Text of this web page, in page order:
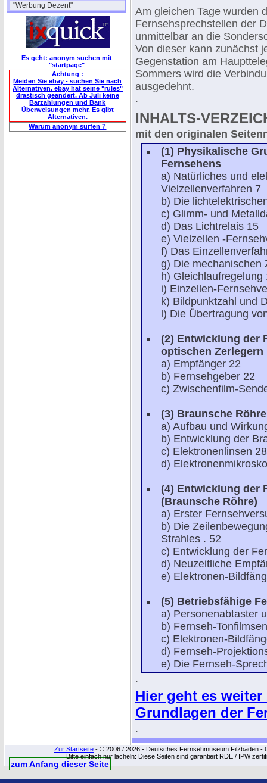
"Werbung Dezent"
Es geht: anonym suchen mit
"startpage"
Achtung :
Meiden Sie ebay - suchen Sie nach
Alternativen. ebay hat seine "rules"
drastisch geändert. Ab Juli keine
Barzahlungen und Bank
Überweisungen mehr. Es gibt
Alternativen.
Warum anonym surfen ?
Am gleichen Tage wurden
Fernsehsprechstellen der
unmittelbar an die
Von dieser kann zunächst
Gegenstation am
Sommers wird die
ausgedehnt.
.
INHALTS-
mit den originalen
(1) Physikalische
Fernsehens
a) Natürliches und
Vielzellenverfahren 7
b) Die
c) Glimm- und
d) Das Lichtrelais 15
e) Vielzellen -
f) Das
g) Die mechanischen
h) Gleichlaufregelung
i) Einzellen-
k) Bildpunktzahl und
l) Die Übertragung
(2) Entwicklung der
optischen Zerlegern
a) Empfänger 22
b) Fernsehgeber 22
c) Zwischenfilm-
(3) Braunsche
a) Aufbau und
b) Entwicklung der
c) Elektronenlinsen 28
d)
(4) Entwicklung der
(Braunsche Röhre)
a) Erster
b) Die
Strahles . 52
c) Entwicklung der
d) Neuzeitliche
e) Elektronen-
(5) Betriebsfähige
a) Personenabtaster
b) Fernseh-
c) Elektronen-
d) Fernseh-
e) Die Fernseh-
.
Hier geht es
Grundlagen der
.
Zur Startseite - © 2006 / 2026 - Deutsches Fernsehmuseum Filzbaden -
Bitte einfach nur lächeln: Diese Seiten sind garantiert RDE / IPW
zum Anfang dieser Seite